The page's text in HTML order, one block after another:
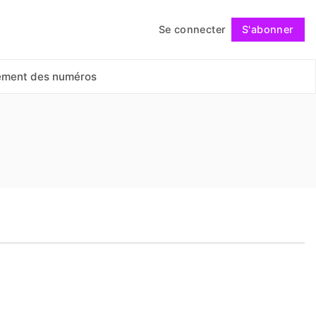
Se connecter S'abonner
des numéros
Suivre